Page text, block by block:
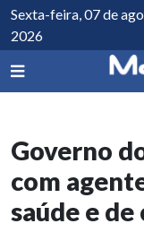
Sexta-feira, 07 de
2026
Governo
com
saúde e